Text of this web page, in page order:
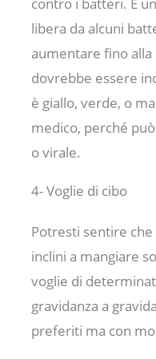
contro i batteri. È
libera da alcuni
aumentare fino alla
dovrebbe essere
è giallo, verde, o
medico, perché
o virale.
4- Voglie di cibo
Potresti sentire
inclini a mangiare
voglie di
gravidanza a
preferiti ma con